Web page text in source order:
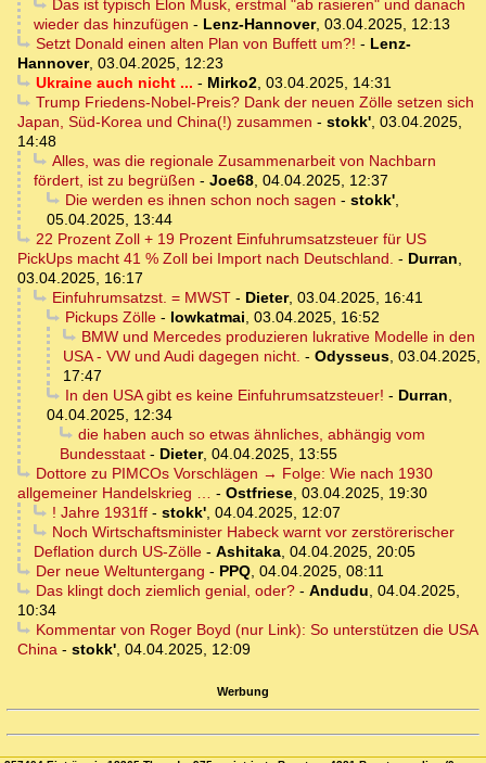
Das ist typisch Elon Musk, erstmal "ab rasieren" und danach
wieder das hinzufügen - Lenz-Hannover, 03.04.2025, 12:13
Setzt Donald einen alten Plan von Buffett um?! - Lenz-
Hannover, 03.04.2025, 12:23
Ukraine auch nicht ... - Mirko2, 03.04.2025, 14:31
Trump Friedens-Nobel-Preis? Dank der neuen Zölle setzen sich
Japan, Süd-Korea und China(!) zusammen - stokk' 03.04.2025,
14:48
Alles, was die regionale Zusammenarbeit von Nachbarn
fördert, ist zu begrüßen - Joe68 04.04.2025, 12:37
Die werden es ihnen schon noch sagen - stokk',
05.04.2025, 13:44
22 Prozent Zoll + 19 Prozent Einfuhrumsatzsteuer für US
PickUps macht 41 % Zoll bei Import nach Deutschland. - Durran
03.04.2025, 16:17
Einfuhrumsatzst. = MWST- Dieter, 03.04.2025, 16:41
Pickups Zölle- lowkatmai 03.04.2025, 16:52
BMW und Mercedes produzieren lukrative Modelle in den
USA - VW und Audi dagegen nicht. - Odysseus 03.04.2025,
17:47
In den USA gibt es keine Einfuhrumsatzsteuer! - Durran
04.04.2025, 12:34
die haben auch so etwas ähnliches, abhängig vom
Bundesstaat - Dieter, 04.04.2025, 13:55
Dottore zu PIMCOs Vorschlägen → Folge: Wie nach 1930
allgemeiner Handelskrieg …
- Ostfriese 03.04.2025, 19:30
! Jahre 1931ff- stokk', 04.04.2025, 12:07
Noch Wirtschaftsminister Habeck warnt vor zerstörerischer
Deflation durch US-Zölle - Ashitaka 04.04.2025, 20:05
Der neue Weltuntergang - PPQ, 04.04.2025, 08:11
Das klingt doch ziemlich genial, oder?- Andudu 04.04.2025,
10:34
Kommentar von Roger Boyd (nur Link): So unterstützen die USA
China - stokk' 04.04.2025, 12:09
Werbung